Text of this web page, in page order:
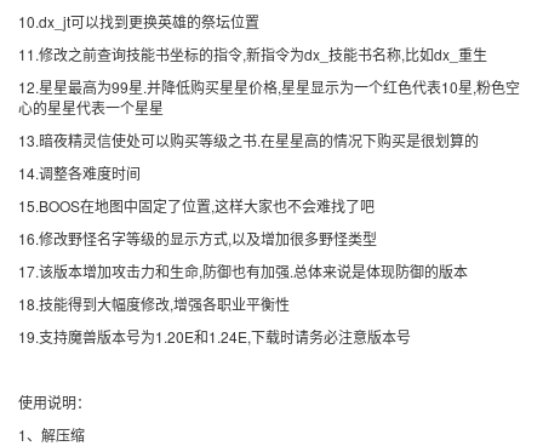
10.dx_jt可以找到更换英雄的祭坛位置
11.修改之前查询技能书坐标的指令,新指令为dx_技能书名称,比如dx_重生
12.星星最高为99星.并降低购买星星价格,星星显示为一个红色代表10星,粉色空
心的星星代表一个星星
13.暗夜精灵信使处可以购买等级之书.在星星高的情况下购买是很划算的
14.调整各难度时间
15.BOOS在地图中固定了位置,这样大家也不会难找了吧
16.修改野怪名字等级的显示方式,以及增加很多野怪类型
17.该版本增加攻击力和生命,防御也有加强.总体来说是体现防御的版本
18.技能得到大幅度修改,增强各职业平衡性
19.支持魔兽版本号为1.20E和1.24E,下载时请务必注意版本号
使用说明：
1、解压缩